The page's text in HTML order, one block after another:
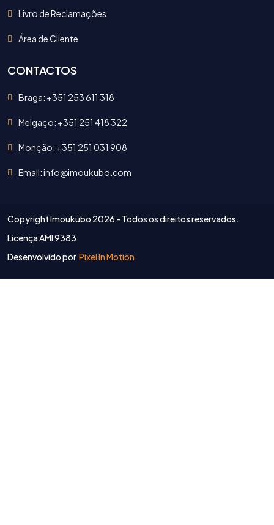
Livro de Reclamações
Área de Cliente
CONTACTOS
Braga: +351 253 611 318
Melgaço: +351 251 418 322
Monção: +351 251 031 908
Email: info@imoukubo.com
Copyright Imoukubo 2026 - Todos os direitos reservados.
Licença AMI 9383
Desenvolvido por Pixel In Motion